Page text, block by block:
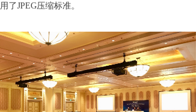
用了JPEG压缩标准。